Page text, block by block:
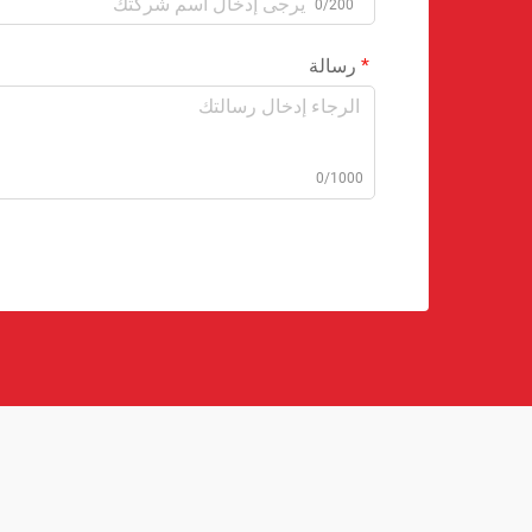
0/200
رسالة
0/1000